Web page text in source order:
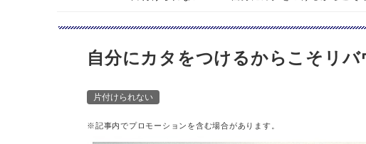
自分にカタをつけるからこそリ
片付けられない
※記事内でプロモーションを含む場合があります。